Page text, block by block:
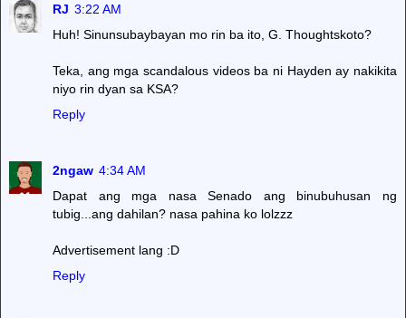
RJ 3:22 AM
Huh! Sinunsubaybayan mo rin ba ito, G. Thoughtskoto?
Teka, ang mga scandalous videos ba ni Hayden ay nakikita
niyo rin dyan sa KSA?
Reply
2ngaw 4:34 AM
Dapat ang mga nasa Senado ang binubuhusan ng
tubig...ang dahilan? nasa pahina ko lolzzz
Advertisement lang :D
Reply